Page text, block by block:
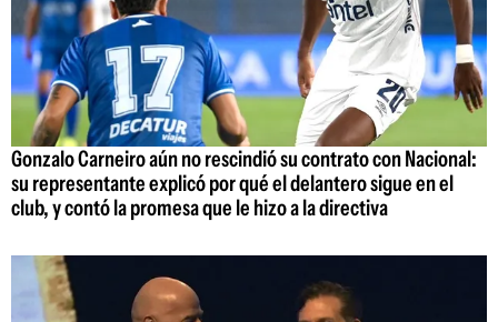
Gonzalo Carneiro aún no rescindió su contrato con Nacional:
su representante explicó por qué el delantero sigue en el
club, y contó la promesa que le hizo a la directiva